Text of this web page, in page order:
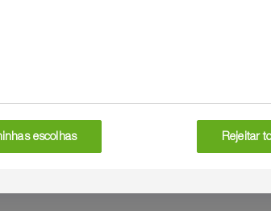
escolhas Rejeitar